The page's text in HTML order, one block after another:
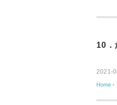
10．
2021-
Home ›